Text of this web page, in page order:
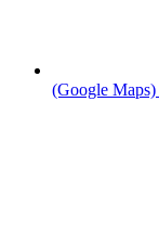
(Google Maps)